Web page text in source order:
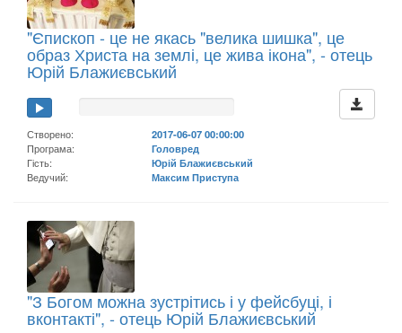
"Єпископ - це не якась "велика шишка", це
образ Христа на землі, це жива ікона", - отець
Юрій Блажиєвський
Створено:
2017-06-07 00:00:00
Програма:
Головред
Гість:
Юрій Блажиєвський
Ведучий:
Максим Приступа
"З Богом можна зустрітись і у фейсбуці, і
вконтакті", - отець Юрій Блажиєвський